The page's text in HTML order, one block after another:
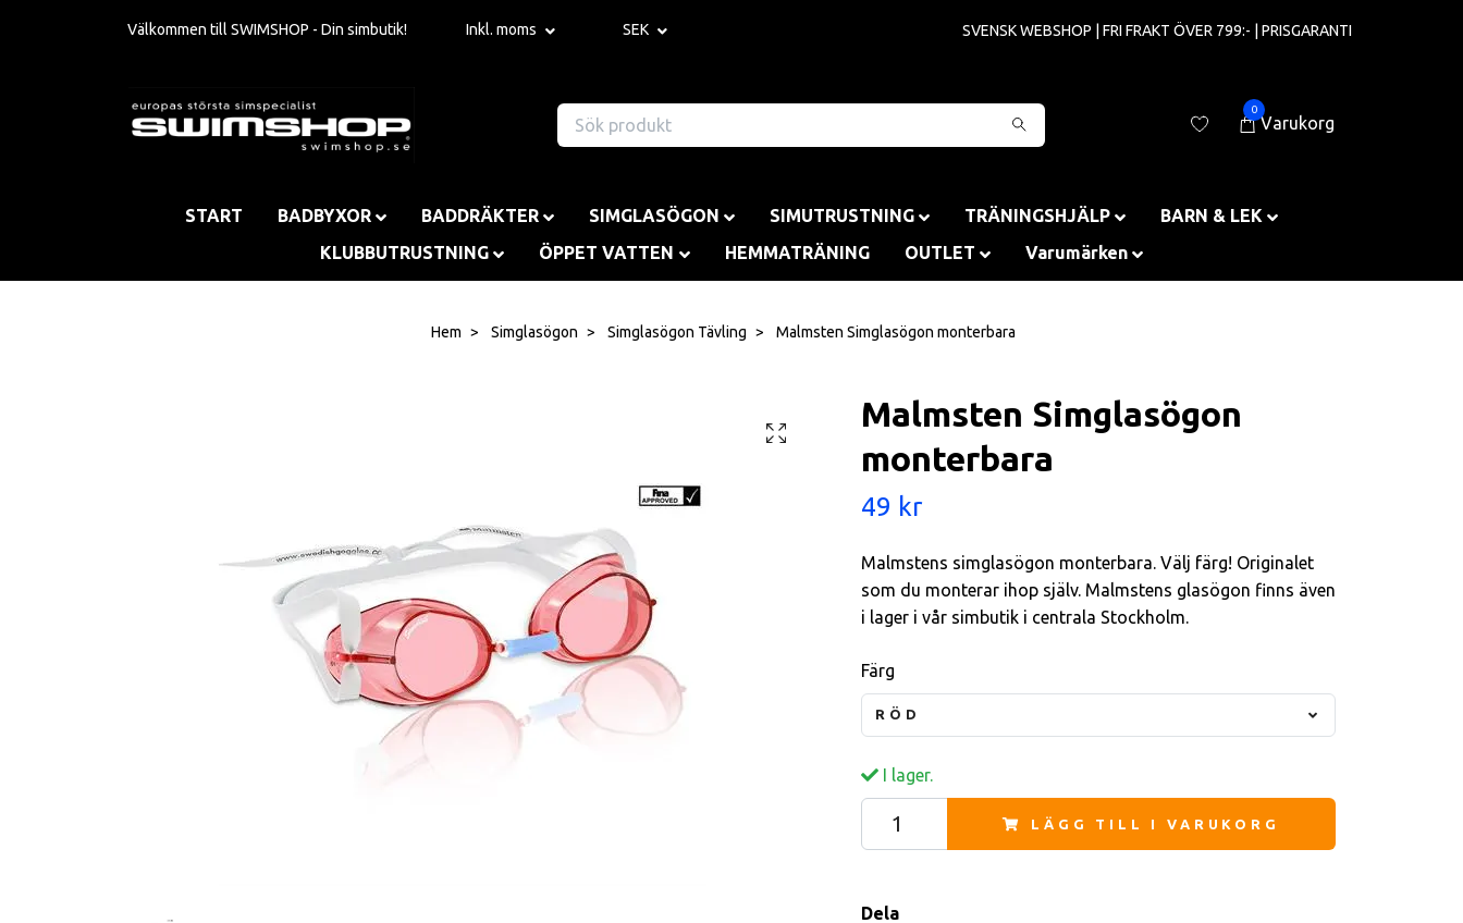
Välkommen till SWIMSHOP - Din simbutik! Inkl. moms SEK SVENSK WEBSHOP | FRI FRAKT ÖVER 799:- | PRISGARANTI
0
Varukorg
START BADBYXOR BADDRÄKTER SIMGLASÖGON SIMUTRUSTNING TRÄNINGSHJÄLP
BARN & LEK
KLUBBUTRUSTNING
ÖPPET VATTEN HEMMATRÄNING OUTLET Varumärken
Hem Simglasögon Simglasögon Tävling Malmsten Simglasögon monterbara
Malmsten Simglasögon
monterbara
49 kr
Malmstens simglasögon monterbara. Välj färg! Originalet
som du monterar ihop själv. Malmstens glasögon finns även
i lager i vår simbutik i centrala Stockholm.
Färg
RÖD
I lager.
LÄGG TILL I VARUKORG
Dela